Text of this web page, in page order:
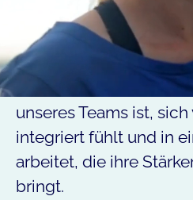
und Mitarbeiter von
AGENTURim
Herzstück unseres
Wir wollen, dass jede
unseres Teams ist,
integriert fühlt und in
arbeitet, die ihre
bringt.